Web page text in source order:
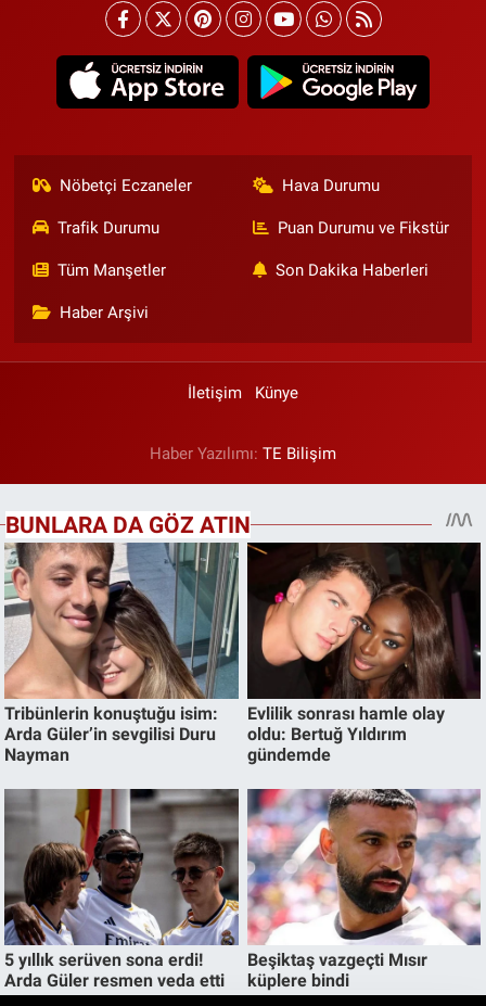
Nöbetçi Eczaneler Hava Durumu
Trafik Durumu Puan Durumu ve Fikstür
Tüm Manşetler Son Dakika Haberleri
Haber Arşivi
İletişim Künye
Haber Yazılımı: TE Bilişim